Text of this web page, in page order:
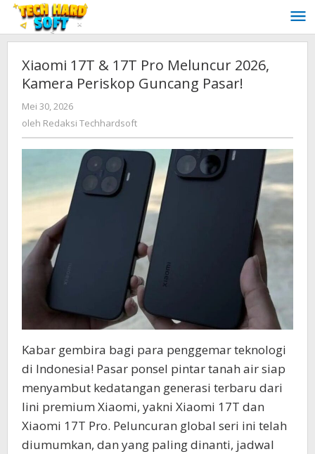
Lewati
konten
Xiaomi 17T & 17T Pro Meluncur 2026,
Kamera Periskop Guncang Pasar!
Mei 30, 2026
Redaksi
oleh Redaksi Techhardsoft
Kabar gembira bagi para penggemar teknologi
di Indonesia! Pasar ponsel pintar tanah air siap
menyambut kedatangan generasi terbaru dari
lini premium Xiaomi, yakni Xiaomi 17T dan
Xiaomi 17T Pro. Peluncuran global seri ini telah
diumumkan, dan yang paling dinanti, jadwal